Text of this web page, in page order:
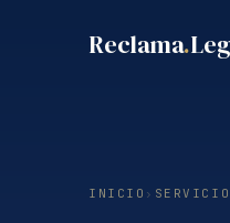
Reclama.
INICIO ›